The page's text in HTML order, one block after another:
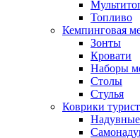
Топливо
Кемпинговая
Зонты
Кровати
Наборы
Столы
Стулья
Коврики